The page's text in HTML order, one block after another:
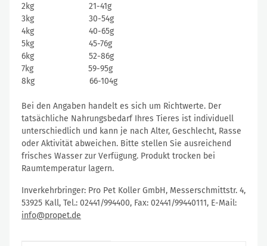
2kg 21-41g
3kg 30-54g
4kg 40-65g
5kg 45-76g
6kg 52-86g
7kg 59-95g
8kg 66-104g
Bei den Angaben handelt es sich um Richtwerte. Der
tatsächliche Nahrungsbedarf Ihres Tieres ist individuell
unterschiedlich und kann je nach Alter, Geschlecht, Rasse
oder Aktivität abweichen. Bitte stellen Sie ausreichend
frisches Wasser zur Verfügung. Produkt trocken bei
Raumtemperatur lagern.
Inverkehrbringer: Pro Pet Koller GmbH, Messerschmittstr. 4,
53925 Kall, Tel.: 02441/994400, Fax: 02441/99440111, E-Mail:
info@propet.de